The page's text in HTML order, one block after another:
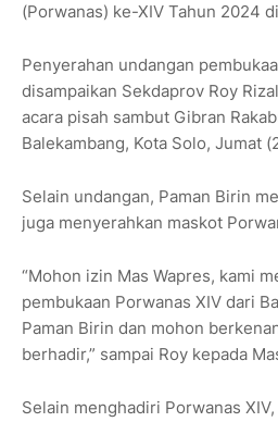
(Porwanas) ke-XIV Tahun 2024
Penyerahan undangan
disampaikan Sekdaprov Roy
acara pisah sambut Gibran
Balekambang, Kota Solo, Jumat
Selain undangan, Paman Birin
juga menyerahkan maskot
“Mohon izin Mas Wapres, kami
pembukaan Porwanas XIV dari
Paman Birin dan mohon
berhadir,” sampai Roy kepada
Selain menghadiri Porwanas